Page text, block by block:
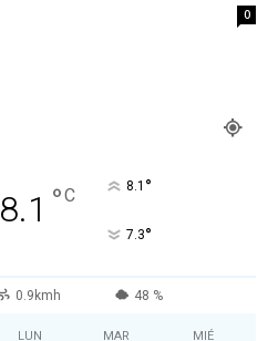
0
8.1 °C 8.1 °
7.3°
0.9kmh 48 %
LUN MAR MIÉ